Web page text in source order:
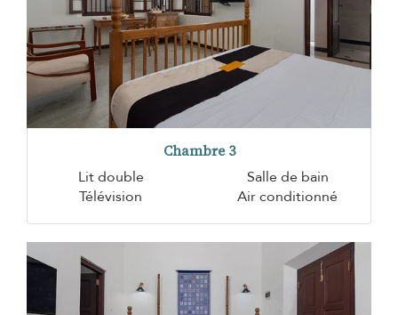
Chambre 3
Lit double
Salle de bain
Télévision
Air conditionné